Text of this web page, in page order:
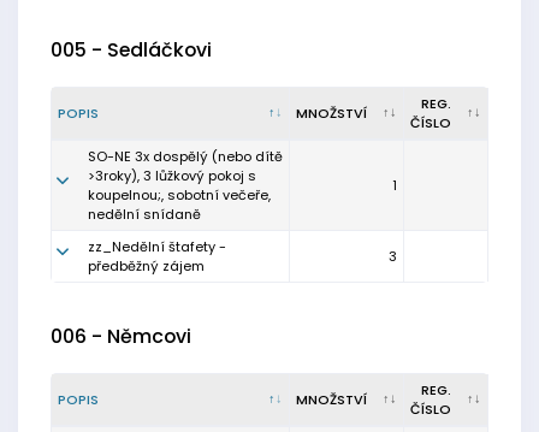
005 - Sedláčkovi
POPIS MNOŽSTVÍ
REG.
ČÍSLO
SO-NE 3x dospělý (nebo dítě
>3roky), 3 lůžkový pokoj s
koupelnou;, sobotní večeře,
nedělní snídaně
1
zz_Nedělní štafety -
předběžný zájem
3
006 - Němcovi
POPIS MNOŽSTVÍ
REG.
ČÍSLO